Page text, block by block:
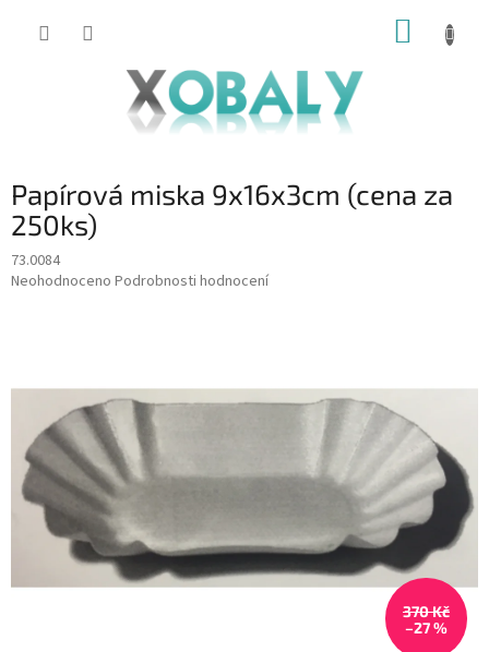
KOŠÍK
Papírová miska 9x16x3cm (cena za
250ks)
73.0084
Průměrné
z
hvězdiček.
Neohodnoceno Podrobnosti hodnocení
370 Kč
–27 %